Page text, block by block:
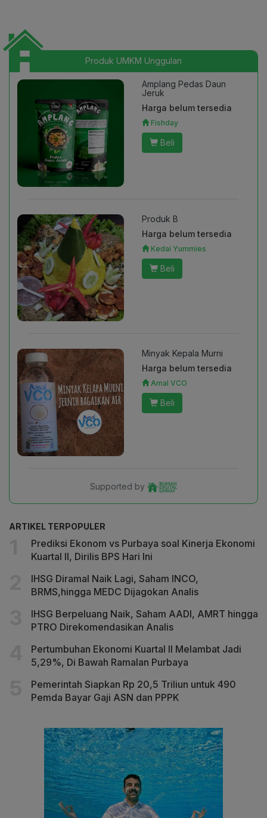
Produk UMKM Unggulan
Amplang Pedas Daun
Jeruk
Harga belum tersedia
Fishday
Beli
Produk B
Harga belum tersedia
Kedai Yummies
Beli
Minyak Kepala Murni
Harga belum tersedia
Amal VCO
Beli
Supported by
ARTIKEL TERPOPULER
Prediksi Ekonom vs Purbaya soal Kinerja Ekonomi
Kuartal II, Dirilis BPS Hari Ini
IHSG Diramal Naik Lagi, Saham INCO,
BRMS,hingga MEDC Dijagokan Analis
IHSG Berpeluang Naik, Saham AADI, AMRT hingga
PTRO Direkomendasikan Analis
Pertumbuhan Ekonomi Kuartal II Melambat Jadi
5,29%, Di Bawah Ramalan Purbaya
Pemerintah Siapkan Rp 20,5 Triliun untuk 490
Pemda Bayar Gaji ASN dan PPPK